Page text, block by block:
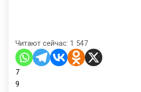
Читают сейчас: 1 547
7
9